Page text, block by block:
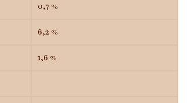
0,7 %
6,2 %
1,6 %